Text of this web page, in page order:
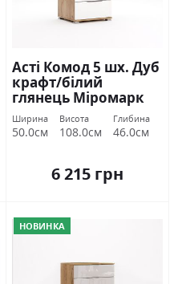
Асті Комод 5 шх. Дуб
крафт/білий
глянець Міромарк
Ширина
50.0см
Висота
108.0см
Глибина
46.0см
6 215 грн
НОВИНКА